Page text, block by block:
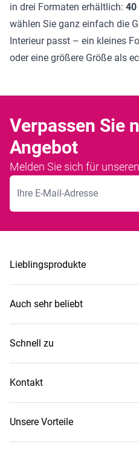
in drei Formaten erhältlich: 40
wählen Sie ganz einfach die
Interieur passt – ein kleines
oder eine größere Größe als
Verpassen Sie
Angebot
Melden Sie sich für
E-Mailadresse
Lieblingsprodukte
Auch sehr beliebt
Schnell zu
Kontakt
Unsere Vorteile